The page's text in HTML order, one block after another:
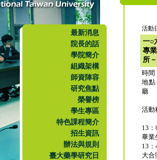
最新消息
院長的話
學院簡介
組織架構
師資陣容
研究焦點
榮譽榜
學生專區
特色課程簡介
招生資訊
辦法與規則
臺大藥學研究日
活動
一○
專
所
時間
地點
廳
活動
13
畢業
13
大合